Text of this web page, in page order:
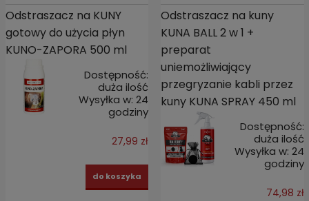
Odstraszacz na KUNY
gotowy do użycia płyn
KUNO-ZAPORA 500 ml
Dostępność:
duża ilość
Wysyłka w: 24
godziny
27,99 zł
do koszyka
Odstraszacz na kuny
KUNA BALL 2 w 1 +
preparat
uniemożliwiający
przegryzanie kabli przez
kuny KUNA SPRAY 450 ml
Dostępność:
duża ilość
Wysyłka w: 24
godziny
74,98 zł